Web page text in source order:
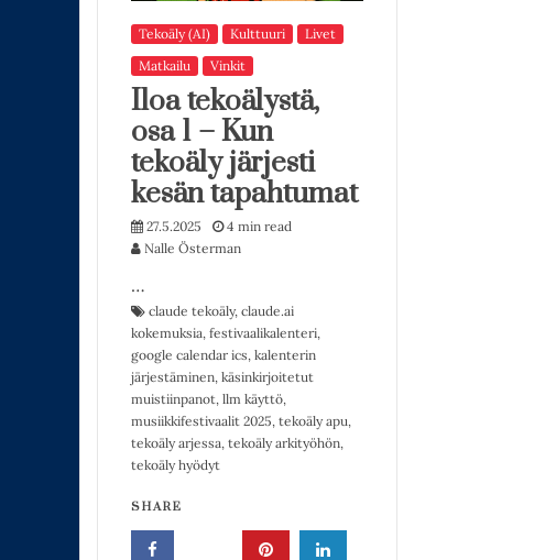
Tekoäly (AI) Kulttuuri
Livet
Matkailu
Vinkit
Iloa tekoälystä,
osa 1 – Kun
tekoäly järjesti
kesän tapahtumat
27.5.2025
4 min read
Nalle Österman
…
claude tekoäly, claude.ai
kokemuksia, festivaalikalenteri,
google calendar ics, kalenterin
järjestäminen, käsinkirjoitetut
muistiinpanot, llm käyttö,
musiikkifestivaalit 2025, tekoäly apu,
tekoäly arjessa, tekoäly arkityöhön,
tekoäly hyödyt
SHARE